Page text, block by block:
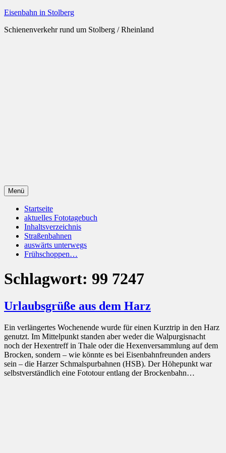
Zum
springen
Eisenbahn in Stolberg
Schienenverkehr rund um Stolberg / Rheinland
Menü
Startseite
aktuelles Fototagebuch
Inhaltsverzeichnis
Straßenbahnen
auswärts unterwegs
Frühschoppen…
Schlagwort: 99 7247
Urlaubsgrüße aus dem Harz
Ein verlängertes Wochenende wurde für einen Kurztrip in den Harz
genutzt. Im Mittelpunkt standen aber weder die Walpurgisnacht
noch der Hexentreff in Thale oder die Hexenversammlung auf dem
Brocken, sondern – wie könnte es bei Eisenbahnfreunden anders
sein – die Harzer Schmalspurbahnen (HSB). Der Höhepunkt war
selbstverständlich eine Fototour entlang der Brockenbahn…